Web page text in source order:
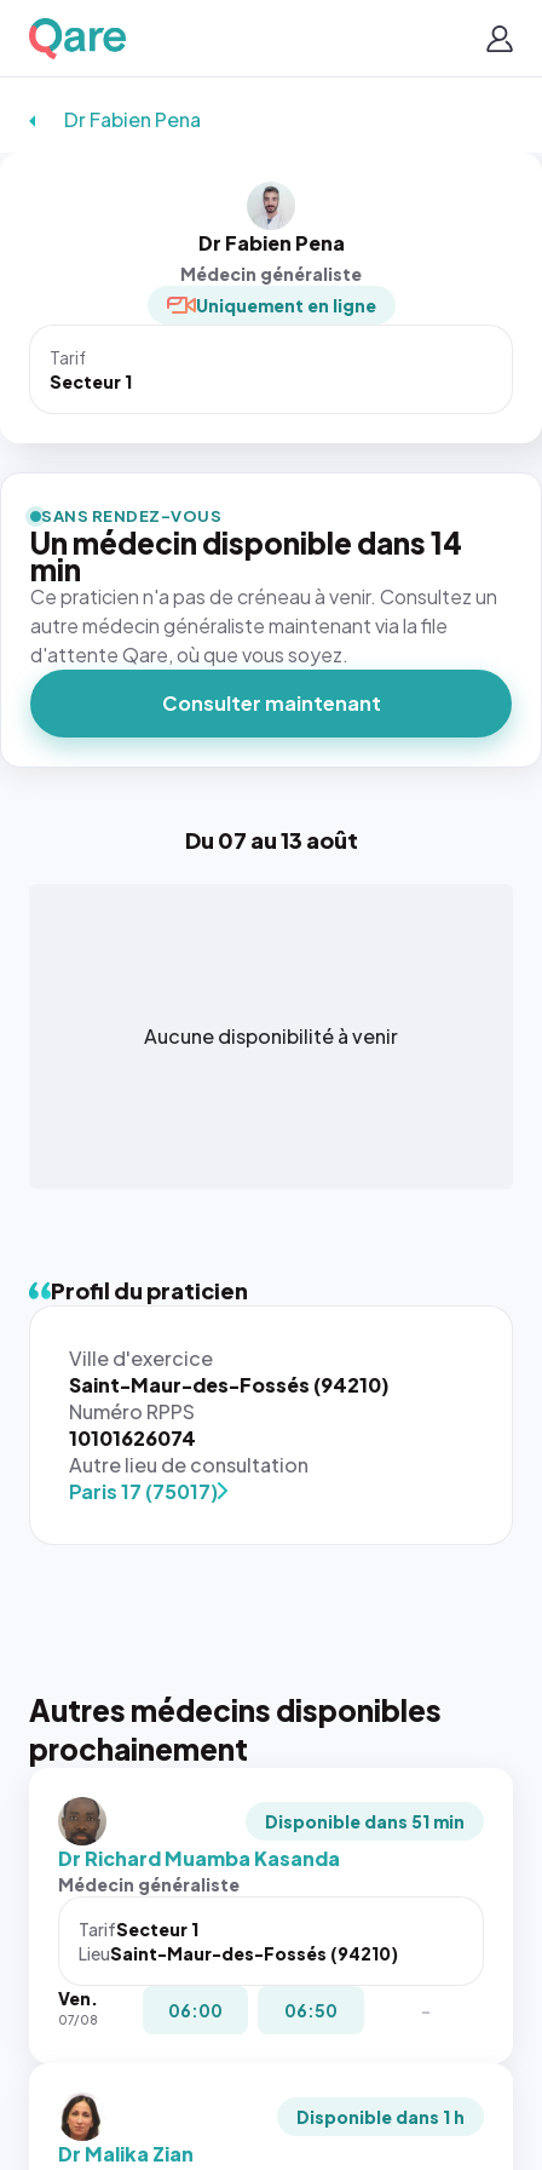
Dr Fabien Pena
Dr Fabien Pena
Médecin généraliste
Uniquement en ligne
Tarif
Secteur 1
Du 07 au 13 août
Aucune disponibilité à venir
Profil du praticien
Ville d'exercice
Saint-Maur-des-Fossés (94210)
Numéro RPPS
10101626074
Autre lieu de consultation
Paris 17 (75017)
SANS RENDEZ-VOUS
Un médecin disponible dans 14
min
Ce praticien n'a pas de créneau à venir. Consultez un
autre médecin généraliste maintenant via la file
d'attente Qare, où que vous soyez.
Consulter maintenant
Autres médecins disponibles
prochainement
Disponible dans 51 min
Dr Richard Muamba Kasanda
Médecin généraliste
TarifSecteur 1
LieuSaint-Maur-des-Fossés (94210)
Ven.
07/08 06:00 06:50 -
Disponible dans 1 h
Dr Malika Zian